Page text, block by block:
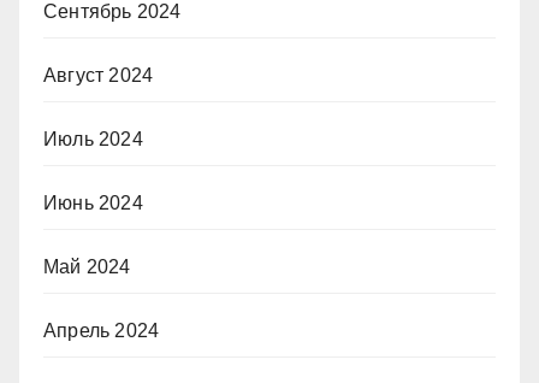
Сентябрь 2024
Август 2024
Июль 2024
Июнь 2024
Май 2024
Апрель 2024